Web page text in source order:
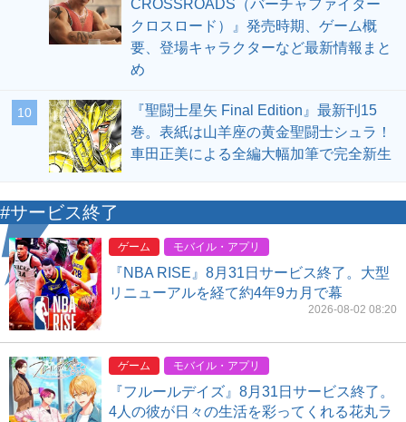
CROSSROADS（バーチャファイター
クロスロード）』発売時期、ゲーム概
要、登場キャラクターなど最新情報まと
め
10
『聖闘士星矢 Final Edition』最新刊15
巻。表紙は山羊座の黄金聖闘士シュラ！
車田正美による全編大幅加筆で完全新生
#サービス終了
ゲーム モバイル・アプリ
『NBA RISE』8月31日サービス終了。大型
リニューアルを経て約4年9カ月で幕
2026-08-02 08:20
ゲーム モバイル・アプリ
『フルールデイズ』8月31日サービス終了。
4人の彼が日々の生活を彩ってくれる花丸ラ